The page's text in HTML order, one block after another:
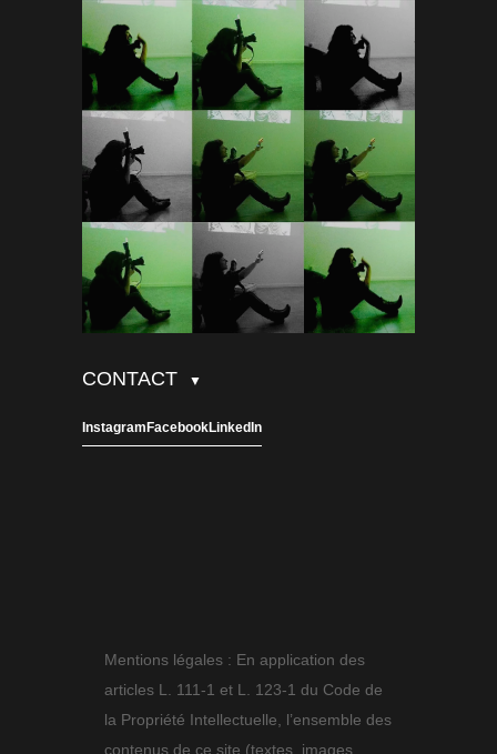
CONTACT ▼
Instagram FacebookLinkedIn
Mentions légales : En application des
articles L. 111-1 et L. 123-1 du Code de
la Propriété Intellectuelle, l’ensemble des
contenus de ce site (textes, images,